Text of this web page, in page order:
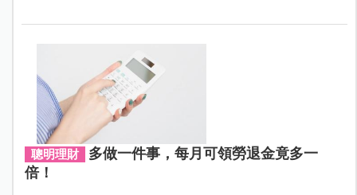
聰明理財
多做一件事，每月可領勞退金竟多一
倍！